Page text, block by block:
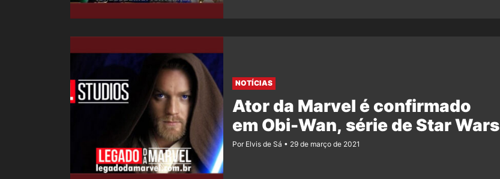
NOTÍCIAS
Ator da Marvel é confirmado
em Obi-Wan, série de Star Wars
Por Elvis de Sá 29 de março de 2021